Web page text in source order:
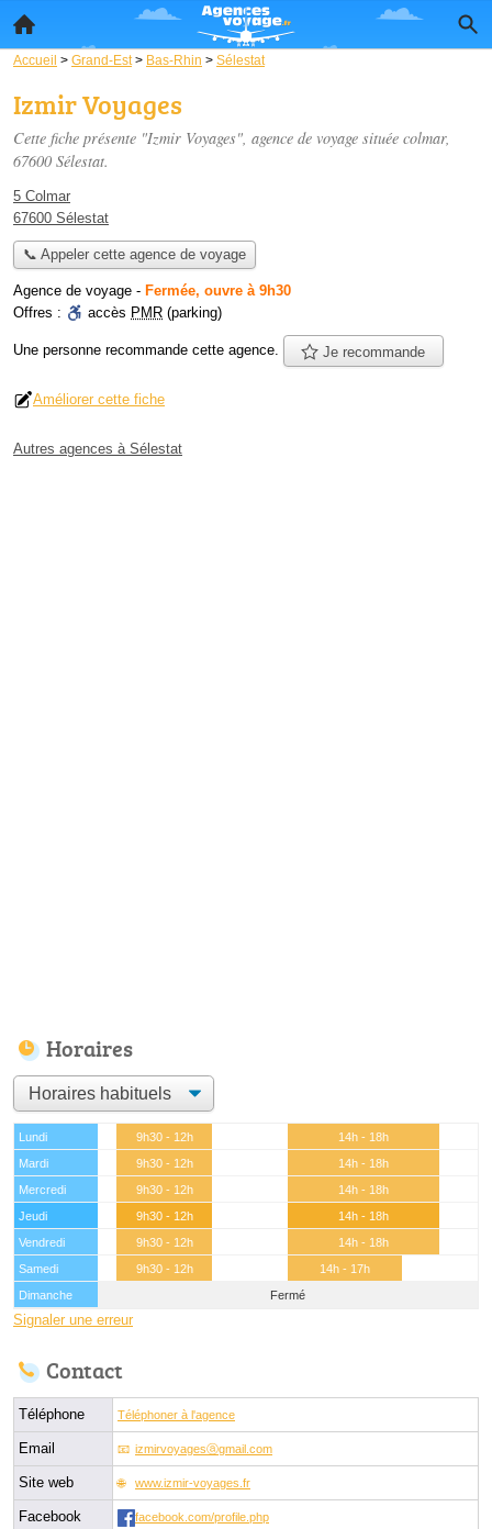
Accueil > Grand-Est > Bas-Rhin > Sélestat
Izmir Voyages
Cette fiche présente "Izmir Voyages", agence de voyage située colmar,
67600 Sélestat.
5 Colmar
67600 Sélestat
📞 Appeler cette agence de voyage
Agence de voyage - Fermée, ouvre à 9h30
Offres :
accès PMR (parking)
Une personne recommande cette agence. Je recommande
Améliorer cette fiche
Autres agences à Sélestat
Horaires
Lundi 9h30 - 12h
14h - 18h
Mardi
9h30 - 12h
14h - 18h
Mercredi
9h30 - 12h
14h - 18h
Jeudi
9h30 - 12h
14h - 18h
Vendredi
9h30 - 12h
14h - 18h
Samedi
9h30 - 12h
14h - 17h
Dimanche
Fermé
Signaler une erreur
Contact
Téléphone Téléphoner à l'agence
Email izmirvoyagesⓐgmail.com
Site web www.izmir-voyages.fr
Facebook facebook.com/profile.php